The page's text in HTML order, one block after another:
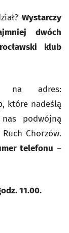
Wystarczy
dwóch
klub
na adres:
które nadeślą
podwójną
Chorzów.
telefonu –
11.00.